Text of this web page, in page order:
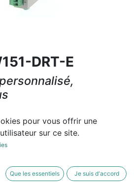
DRT-E
pour vous offrir une
sur ce site.
Que les essentiels Je suis d'accord